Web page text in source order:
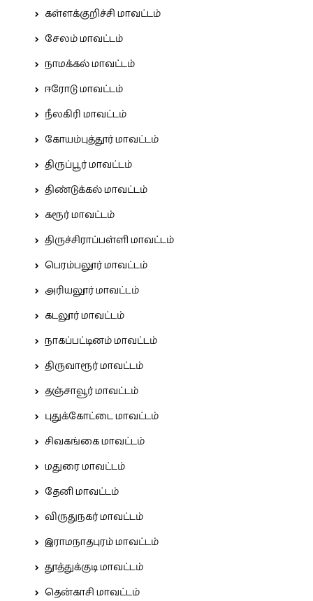
கள்ளக்குறிச்சி மாவட்டம்
சேலம் மாவட்டம்
நாமக்கல் மாவட்டம்
ஈரோடு மாவட்டம்
நீலகிரி மாவட்டம்
கோயம்புத்தூர் மாவட்டம்
திருப்பூர் மாவட்டம்
திண்டுக்கல் மாவட்டம்
கரூர் மாவட்டம்
திருச்சிராப்பள்ளி மாவட்டம்
பெரம்பலூர் மாவட்டம்
அரியலூர் மாவட்டம்
கடலூர் மாவட்டம்
நாகப்பட்டினம் மாவட்டம்
திருவாரூர் மாவட்டம்
தஞ்சாவூர் மாவட்டம்
புதுக்கோட்டை மாவட்டம்
சிவகங்கை மாவட்டம்
மதுரை மாவட்டம்
தேனி மாவட்டம்
விருதுநகர் மாவட்டம்
இராமநாதபுரம் மாவட்டம்
தூத்துக்குடி மாவட்டம்
தென்காசி மாவட்டம்